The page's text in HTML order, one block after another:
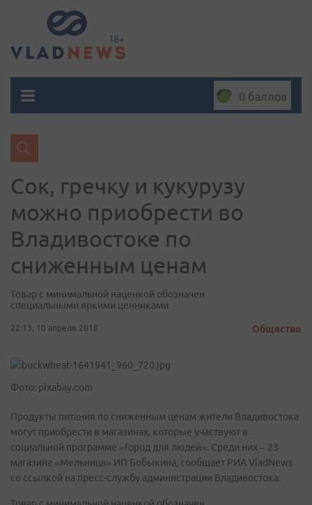
0 баллов
Сок, гречку и кукурузу
можно приобрести во
Владивостоке по
сниженным ценам
Товар с минимальной наценкой обозначен
специальными яркими ценниками
22:13, 10 апреля 2018 Общество
Фото: pixabay.com
Продукты питания по сниженным ценам жители Владивостока
могут приобрести в магазинах, которые участвуют в
социальной программе «Город для людей». Среди них – 23
магазина «Мельница» ИП Бобыкина, сообщает РИА VladNews
со ссылкой на пресс-службу администрации Владивостока.